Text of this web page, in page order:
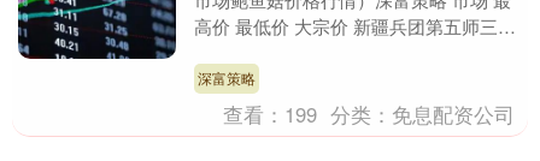
高价 最低价 大宗价 新疆兵团第五师三和
深富策略
查看： 199 分类： 免息配资公司